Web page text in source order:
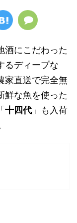
酒にこだわった
るディープな
家直送で完全無
鮮な魚を使った
十四代 」も入荷